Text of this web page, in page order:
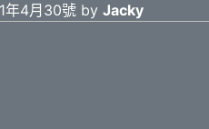
年4月30號 by Jacky